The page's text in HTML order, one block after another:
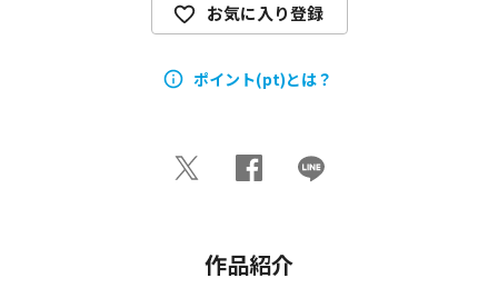
お気に入り登録
ポイント(pt)とは？
作品紹介